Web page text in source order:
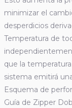
minimizar el
desperdicios
Temperatura de
que la
sistema emitirá
Esquema de
Guía de Zipper